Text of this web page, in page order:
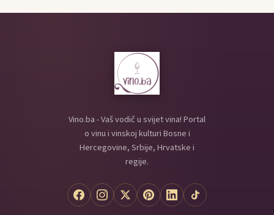
Vino.ba - Vaš vodič u svijet vina! Portal
o vinu i vinskoj kulturi Bosne i
Hercegovine, Srbije, Hrvatske i
regije.